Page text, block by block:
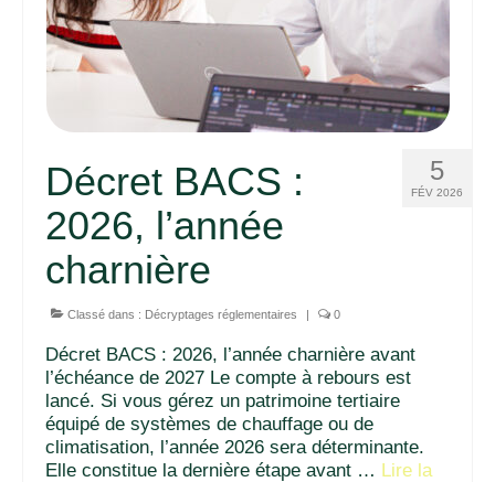
5
FÉV 2026
Décret BACS :
2026, l’année
charnière
Classé dans : Décryptages réglementaires | 0
Décret BACS : 2026, l’année charnière avant
l’échéance de 2027 Le compte à rebours est
lancé. Si vous gérez un patrimoine tertiaire
équipé de systèmes de chauffage ou de
climatisation, l’année 2026 sera déterminante.
Elle constitue la dernière étape avant … Lire la